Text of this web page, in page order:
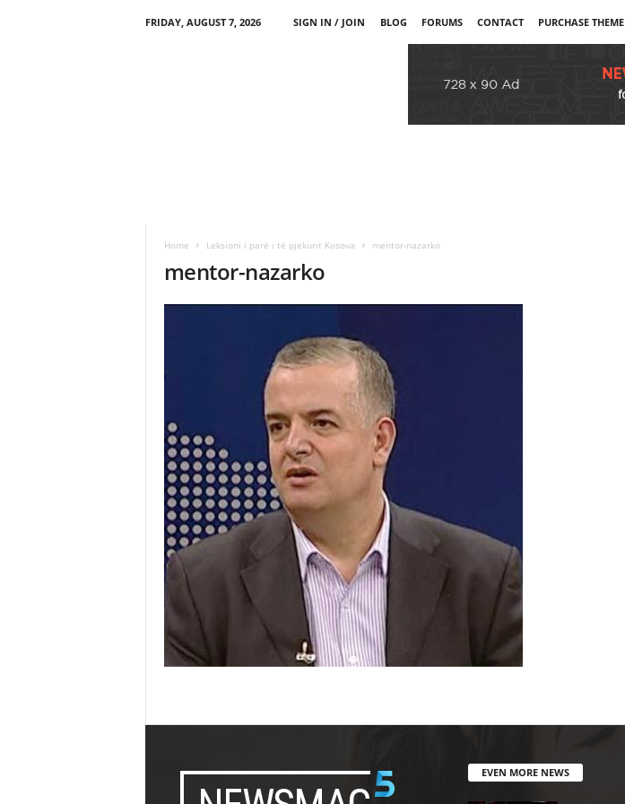
FRIDAY, AUGUST 7, 2026 SIGN IN / JOIN BLOG FORUMS CONTACT PURCHASE THEME
Home Leksioni i parë i të pjekurit Kosova mentor-nazarko
mentor-nazarko
EVEN MORE NEWS